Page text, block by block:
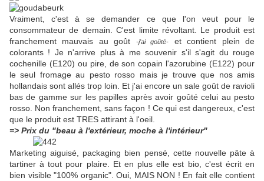
Vraiment, c'est à se demander ce que l'on veut pour le
consommateur de demain. C'est limite révoltant. Le produit est
franchement mauvais au goût
-j'ai goûté-
et contient plein de
colorants ! Je n'arrive plus à me souvenir s'il s'agit du rouge
cochenille (E120) ou pire, de son copain l'azorubine (E122) pour
le seul fromage au pesto rosso mais je trouve que nos amis
hollandais sont allés trop loin. Et j'ai encore un sale goût de ravioli
bas de gamme sur les papilles après avoir goûté celui au pesto
rosso. Non franchement, sans façon ! Ce qui est dangereux, c'est
que le produit est TRES attirant à l'oeil.
=> Prix du "beau à l'extérieur, moche à l'intérieur"
Marketing aiguisé, packaging bien pensé, cette nouvelle pâte à
tartiner à tout pour plaire. Et en plus elle est bio, c'est écrit en
bien visible "100% organic". Oui, MAIS NON ! En fait elle contient